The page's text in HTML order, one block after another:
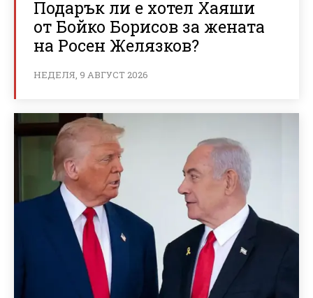
Подарък ли е хотел Хаяши
от Бойко Борисов за жената
на Росен Желязков?
НЕДЕЛЯ, 9 АВГУСТ 2026